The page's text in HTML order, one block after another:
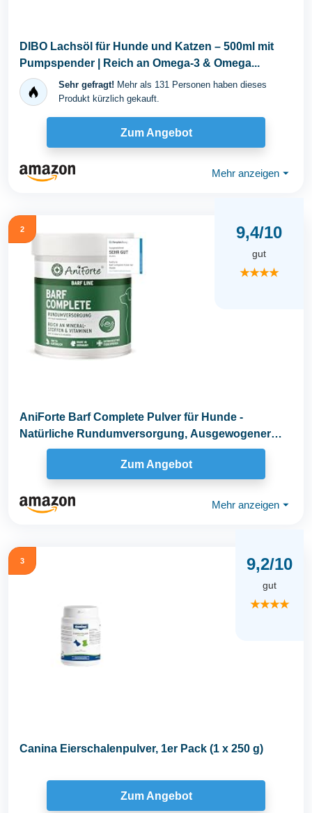
DIBO Lachsöl für Hunde und Katzen – 500ml mit
Pumpspender | Reich an Omega-3 & Omega...
Sehr gefragt! Mehr als 131 Personen haben dieses
Produkt kürzlich gekauft.
Zum Angebot
Mehr anzeigen ⏷
2 9,4/10
gut
★★★★
AniForte Barf Complete Pulver für Hunde -
Natürliche Rundumversorgung, Ausgewogener
Zusatz beim...
Zum Angebot
Mehr anzeigen ⏷
3 9,2/10
gut
★★★★
Canina Eierschalenpulver, 1er Pack (1 x 250 g)
Zum Angebot